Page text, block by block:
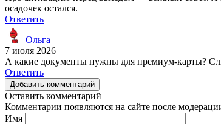
осадочек остался.
Ответить
Ольга
7 июля 2026
А какие документы нужны для премиум-карты?
Ответить
Добавить комментарий
Оставить комментарий
Комментарии появляются на сайте после
Имя